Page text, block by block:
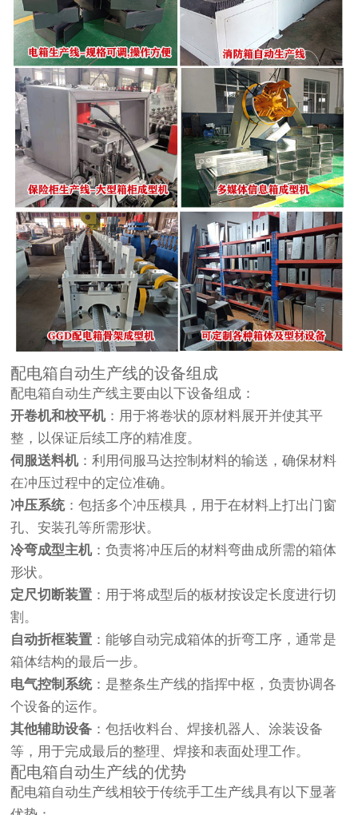
配电箱自动生产线的设备组成
配电箱自动生产线主要由以下设备组成：
开卷机和校平机：用于将卷状的原材料展开并使其平
整，以保证后续工序的精准度。
伺服送料机：利用伺服马达控制材料的输送，确保材料
在冲压过程中的定位准确。
冲压系统：包括多个冲压模具，用于在材料上打出门窗
孔、安装孔等所需形状。
冷弯成型主机：负责将冲压后的材料弯曲成所需的箱体
形状。
定尺切断装置 ：用于将成型后的板材按设定长度进行切
割。
自动折框装置 ：能够自动完成箱体的折弯工序，通常是
箱体结构的最后一步。
电气控制系统：是整条生产线的指挥中枢，负责协调各
个设备的运作。
其他辅助设备 ：包括收料台、焊接机器人、涂装设备
等，用于完成最后的整理、焊接和表面处理工作。
配电箱自动生产线的优势
配电箱自动生产线相较于传统手工生产线具有以下显著